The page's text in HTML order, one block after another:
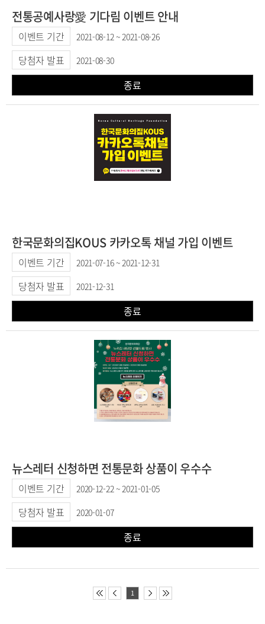
전통공예사랑愛 기다림 이벤트 안내
이벤트 기간 2021-08-12 ~ 2021-08-26
당첨자 발표 2021-08-30
종료
한국문화의집KOUS 카카오톡 채널 가입 이벤트
이벤트 기간 2021-07-16 ~ 2021-12-31
당첨자 발표 2021-12-31
종료
뉴스레터 신청하면 전통문화 상품이 우수수
이벤트 기간 2020-12-22 ~ 2021-01-05
당첨자 발표 2020-01-07
종료
1